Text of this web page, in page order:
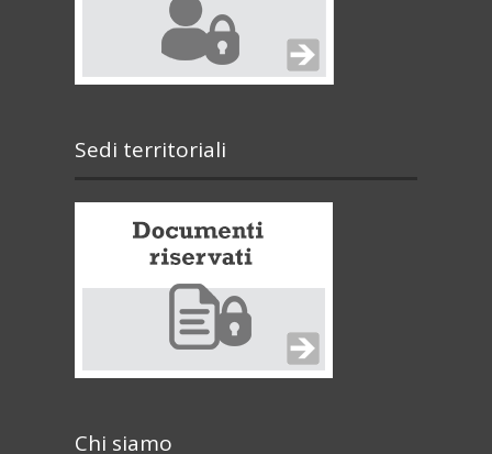
Sedi territoriali
Chi siamo